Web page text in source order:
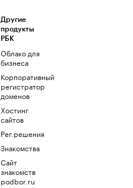
Другие
продукты
РБК
Облако для
бизнеса
Корпоративный
регистратор
доменов
Хостинг
сайтов
Рег.решения
Знакомства
Сайт
знакомств
podbor.ru